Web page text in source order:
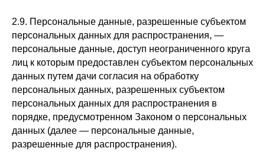
2.9. Персональные данные, разрешенные субъектом
персональных данных для распространения, —
персональные данные, доступ неограниченного круга
лиц к которым предоставлен субъектом персональных
данных путем дачи согласия на обработку
персональных данных, разрешенных субъектом
персональных данных для распространения в
порядке, предусмотренном Законом о персональных
данных (далее — персональные данные,
разрешенные для распространения).